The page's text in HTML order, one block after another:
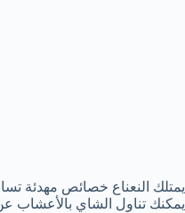
يمتلك النعناع خصائص مهدئة
يمكنك تناول الشاي